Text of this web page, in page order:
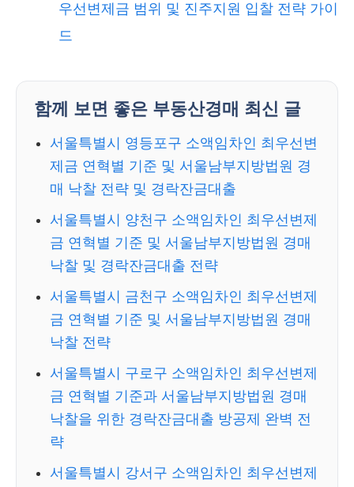
우선변제금 범위 및 진주지원 입찰 전략 가이
드
함께 보면 좋은 부동산경매 최신 글
서울특별시 영등포구 소액임차인 최우선변
제금 연혁별 기준 및 서울남부지방법원 경
매 낙찰 전략 및 경락잔금대출
서울특별시 양천구 소액임차인 최우선변제
금 연혁별 기준 및 서울남부지방법원 경매
낙찰 및 경락잔금대출 전략
서울특별시 금천구 소액임차인 최우선변제
금 연혁별 기준 및 서울남부지방법원 경매
낙찰 전략
서울특별시 구로구 소액임차인 최우선변제
금 연혁별 기준과 서울남부지방법원 경매
낙찰을 위한 경락잔금대출 방공제 완벽 전
략
서울특별시 강서구 소액임차인 최우선변제